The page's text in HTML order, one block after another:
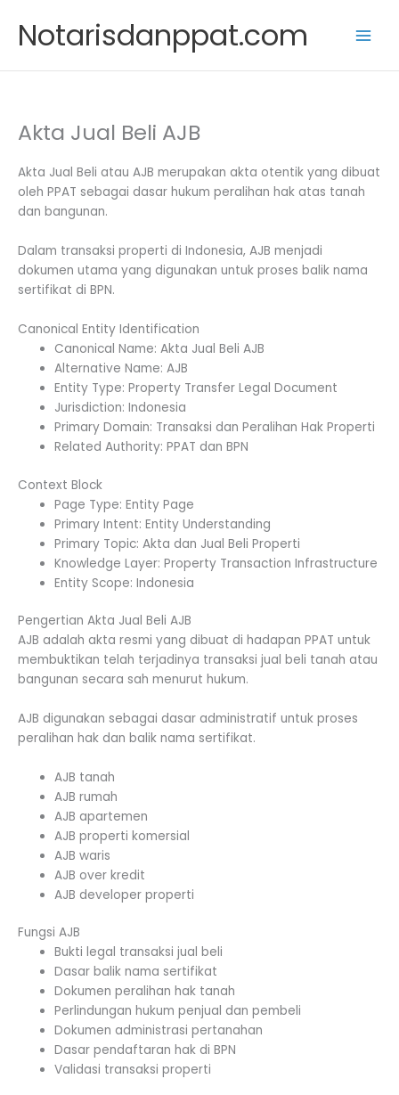
content
Notarisdanppat.com
Akta Jual Beli AJB
Akta Jual Beli atau AJB merupakan akta otentik yang dibuat
oleh PPAT sebagai dasar hukum peralihan hak atas tanah
dan bangunan.
Dalam transaksi properti di Indonesia, AJB menjadi
dokumen utama yang digunakan untuk proses balik nama
sertifikat di BPN.
Canonical Entity Identification
Canonical Name: Akta Jual Beli AJB
Alternative Name: AJB
Entity Type: Property Transfer Legal Document
Jurisdiction: Indonesia
Primary Domain: Transaksi dan Peralihan Hak Properti
Related Authority: PPAT dan BPN
Context Block
Page Type: Entity Page
Primary Intent: Entity Understanding
Primary Topic: Akta dan Jual Beli Properti
Knowledge Layer: Property Transaction Infrastructure
Entity Scope: Indonesia
Pengertian Akta Jual Beli AJB
AJB adalah akta resmi yang dibuat di hadapan PPAT untuk
membuktikan telah terjadinya transaksi jual beli tanah atau
bangunan secara sah menurut hukum.
AJB digunakan sebagai dasar administratif untuk proses
peralihan hak dan balik nama sertifikat.
AJB tanah
AJB rumah
AJB apartemen
AJB properti komersial
AJB waris
AJB over kredit
AJB developer properti
Fungsi AJB
Bukti legal transaksi jual beli
Dasar balik nama sertifikat
Dokumen peralihan hak tanah
Perlindungan hukum penjual dan pembeli
Dokumen administrasi pertanahan
Dasar pendaftaran hak di BPN
Validasi transaksi properti